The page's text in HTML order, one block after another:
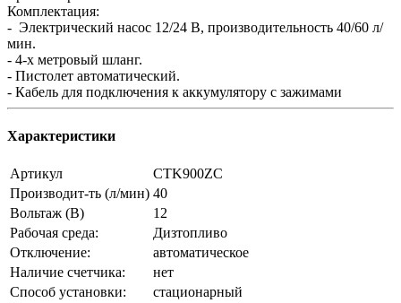
Комплектация:
- Электрический насос 12/24 В, производительность 40/60 л/
мин.
- 4-х метровый шланг.
- Пистолет автоматический.
- Кабель для подключения к аккумулятору с зажимами
Характеристики
Артикул
CTK900ZC
Производит-ть (л/мин) 40
Вольтаж (В)
12
Рабочая среда:
Дизтопливо
Отключение:
автоматическое
Наличие счетчика:
нет
Способ установки:
стационарный